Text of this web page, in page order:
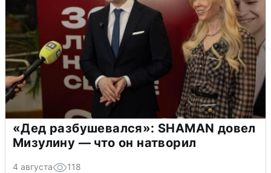
«Дед разбушевался»: SHAMAN довел
Мизулину — что он натворил
4 августа 118